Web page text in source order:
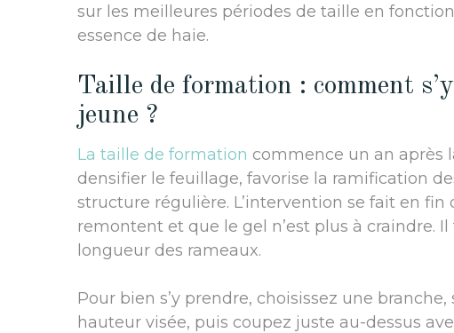
sur les meilleures périodes de taille en
essence de haie.
Taille de formation : comment
jeune ?
La taille de formation commence un an après
densifier le feuillage, favorise la ramification
structure régulière. L’intervention se fait en fin
remontent et que le gel n’est plus à craindre.
longueur des rameaux.
Pour bien s’y prendre, choisissez une
hauteur visée, puis coupez juste au-dessus